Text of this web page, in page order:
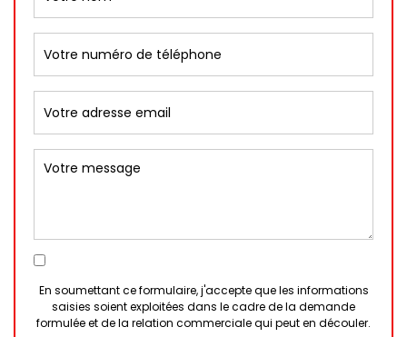
En soumettant ce formulaire, j'accepte que les informations
saisies soient exploitées dans le cadre de la demande
formulée et de la relation commerciale qui peut en découler.